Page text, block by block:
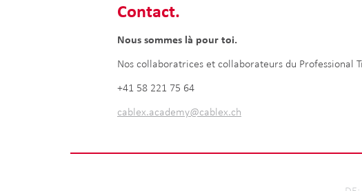
Contact.
Nous sommes là pour toi.
Nos collaboratrices et collaborateurs du
+41 58 221 75 64
cablex.academy@cablex.ch